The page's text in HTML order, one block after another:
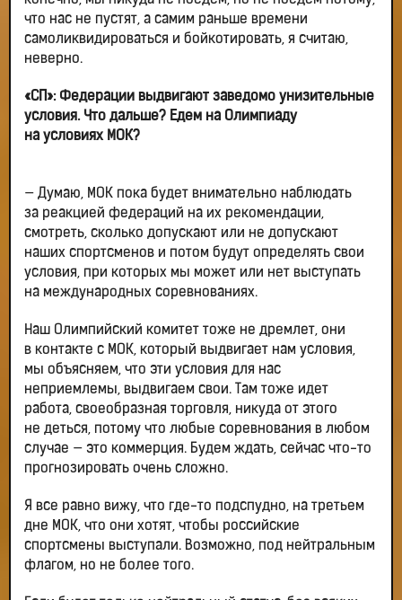
что нас не пустят, а самим раньше времени
самоликвидироваться и бойкотировать, я считаю,
неверно.
«СП»: Федерации выдвигают заведомо унизительные
условия. Что дальше? Едем на Олимпиаду
на условиях МОК?
— Думаю, МОК пока будет внимательно наблюдать
за реакцией федераций на их рекомендации,
смотреть, сколько допускают или не допускают
наших спортсменов и потом будут определять свои
условия, при которых мы может или нет выступать
на международных соревнованиях.
Наш Олимпийский комитет тоже не дремлет, они
в контакте с МОК, который выдвигает нам условия,
мы объясняем, что эти условия для нас
неприемлемы, выдвигаем свои. Там тоже идет
работа, своеобразная торговля, никуда от этого
не деться, потому что любые соревнования в любом
случае — это коммерция. Будем ждать, сейчас что-то
прогнозировать очень сложно.
Я все равно вижу, что где-то подспудно, на третьем
дне МОК, что они хотят, чтобы российские
спортсмены выступали. Возможно, под нейтральным
флагом, но не более того.